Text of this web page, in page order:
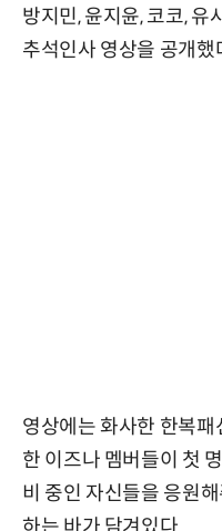
방지민, 윤지윤, 코코, 유
추석인사 영상을 공개했
영상에는 화사한 한복
한 이즈나 멤버들이 첫
비 중인 자신들을 응원